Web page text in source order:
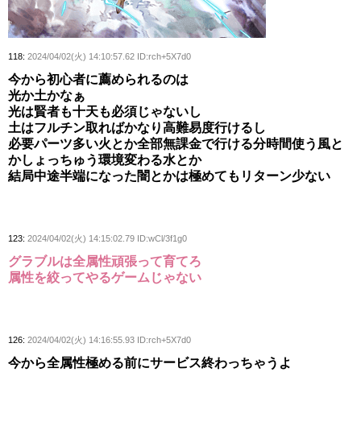
118: 2024/04/02(火) 14:10:57.62 ID:rch+5X7d0
今から初心者に薦められるのは
光か土かなぁ
光は賢者も十天も必須じゃないし
土はフルチン取ればかなり高難易度行けるし
必要パーツ多い火とか全部無課金で行ける分時間使う風と
かしょっちゅう環境変わる水とか
結局中途半端になった闇とかは極めてもリターン少ない
123: 2024/04/02(火) 14:15:02.79 ID:wCl/3f1g0
グラブルは全属性頑張って育てろ
属性を絞ってやるゲームじゃない
126: 2024/04/02(火) 14:16:55.93 ID:rch+5X7d0
今から全属性極める前にサービス終わっちゃうよ